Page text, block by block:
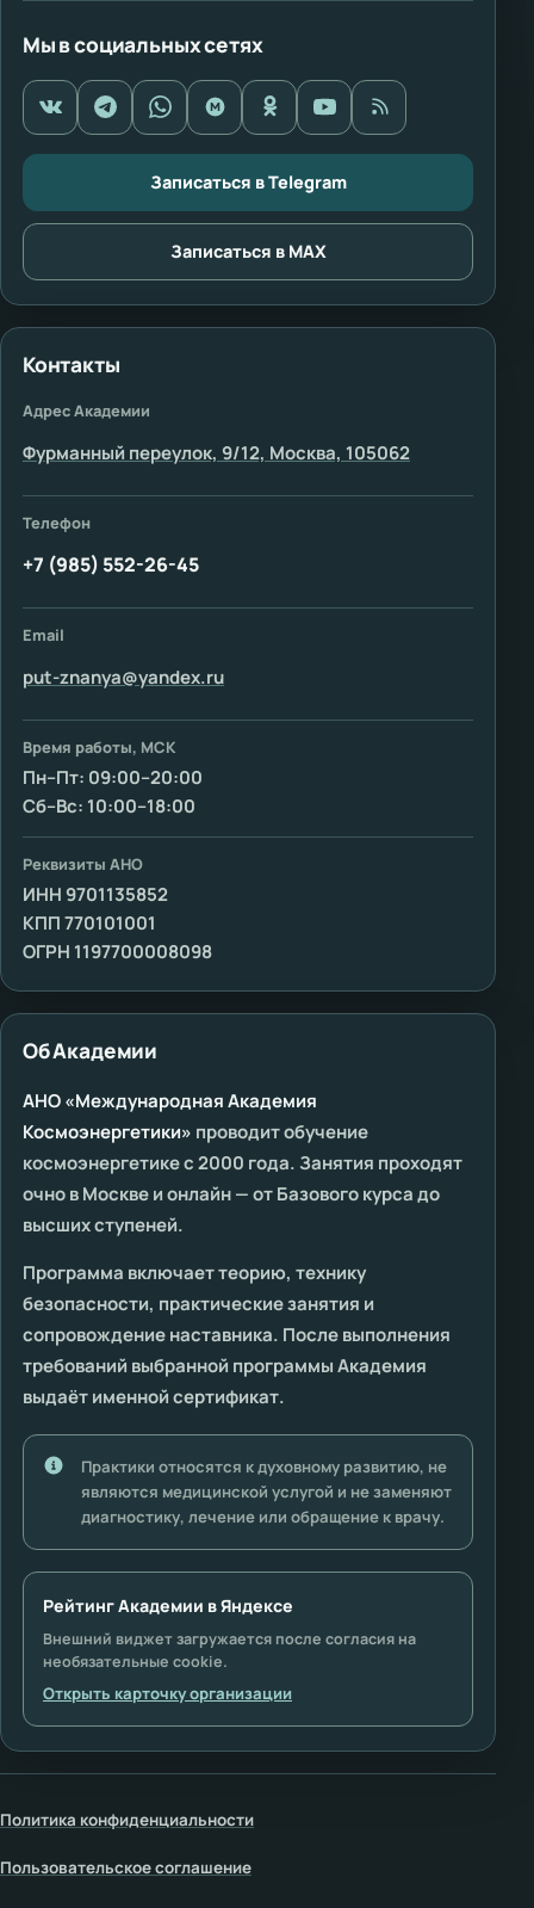
Мы в социальных сетях
Записаться в Telegram
Записаться в MAX
Контакты
Адрес Академии
Фурманный переулок, 9/12, Москва, 105062
Телефон
+7 (985) 552-26-45
Email
put-znanya@yandex.ru
Время работы, МСК
Пн–Пт: 09:00–20:00
Сб–Вс: 10:00–18:00
Реквизиты АНО
ИНН 9701135852
КПП 770101001
ОГРН 1197700008098
Об Академии
АНО «Международная Академия
Космоэнергетики» проводит обучение
космоэнергетике с 2000 года. Занятия проходят
очно в Москве и онлайн — от Базового курса до
высших ступеней.
Программа включает теорию, технику
безопасности, практические занятия и
сопровождение наставника. После выполнения
требований выбранной программы Академия
выдаёт именной сертификат.
Практики относятся к духовному развитию, не
являются медицинской услугой и не заменяют
диагностику, лечение или обращение к врачу.
Рейтинг Академии в Яндексе
Внешний виджет загружается после согласия на
необязательные cookie.
Открыть карточку организации
Политика конфиденциальности
Пользовательское соглашение